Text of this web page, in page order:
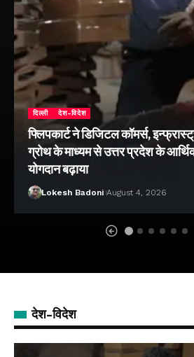
दिल्ली देश-विदेश
फ्लिपकार्ट ने डिजिटल कॉमर्स,
ग्रोथ के माध्यम से उत्तर प्रदेश के
योगदान बढ़ाया
Lokesh Badoni August 4, 2026
देश-विदेश